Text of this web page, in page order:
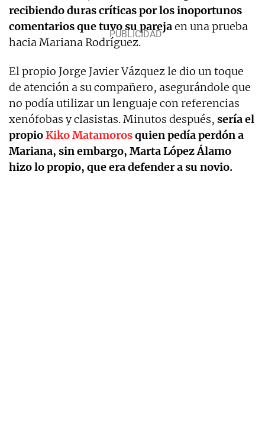
recibiendo duras críticas por los inoportunos
comentarios que tuvo su parejaen una prueba
hacia Mariana Rodríguez.
El propio Jorge Javier Vázquez le dio un toque
de atención a su compañero, asegurándole que
no podía utilizar un lenguaje con referencias
xenófobas y clasistas. Minutos después, sería el
propioKiko Matamorosquien pedía perdón a
Mariana, sin embargo, Marta López Álamo
hizo lo propio, que era defender a su novio.